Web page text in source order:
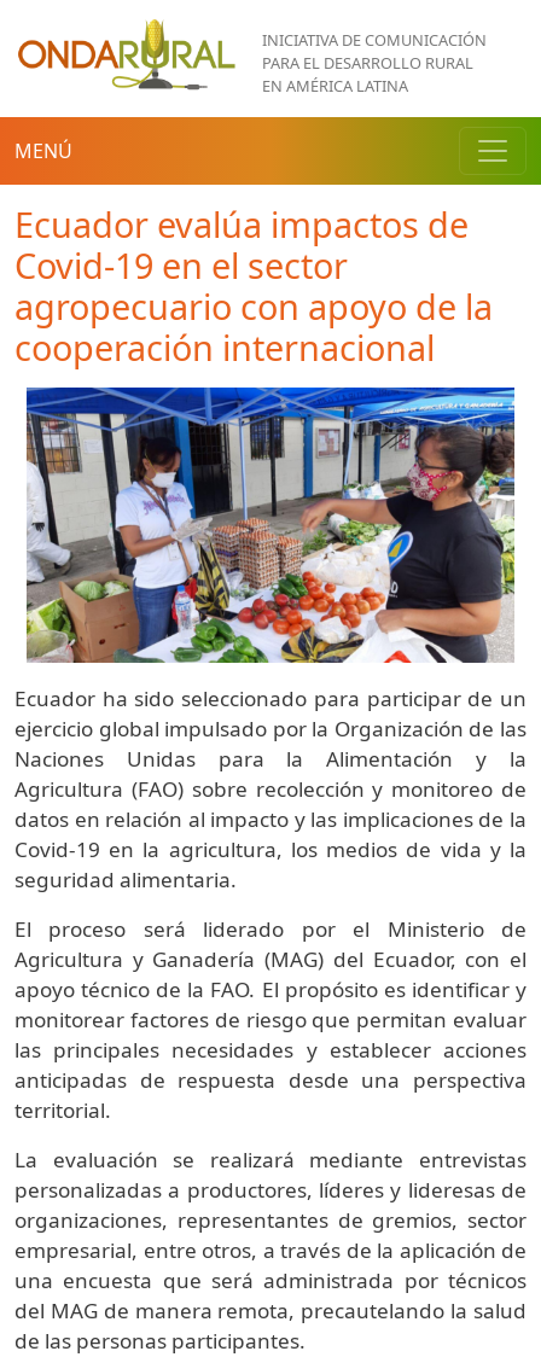
Pasar al contenido principal
INICIATIVA DE COMUNICACIÓN
PARA EL DESARROLLO RURAL
EN AMÉRICA LATINA
MENÚ
Ecuador evalúa impactos de
Covid-19 en el sector
agropecuario con apoyo de la
cooperación internacional
Ecuador ha sido seleccionado para participar de un
ejercicio global impulsado por la Organización de las
Naciones Unidas para la Alimentación y la
Agricultura (FAO) sobre recolección y monitoreo de
datos en relación al impacto y las implicaciones de la
Covid-19 en la agricultura, los medios de vida y la
seguridad alimentaria.
El proceso será liderado por el Ministerio de
Agricultura y Ganadería (MAG) del Ecuador, con el
apoyo técnico de la FAO. El propósito es identificar y
monitorear factores de riesgo que permitan evaluar
las principales necesidades y establecer acciones
anticipadas de respuesta desde una perspectiva
territorial.
La evaluación se realizará mediante entrevistas
personalizadas a productores, líderes y lideresas de
organizaciones, representantes de gremios, sector
empresarial, entre otros, a través de la aplicación de
una encuesta que será administrada por técnicos
del MAG de manera remota, precautelando la salud
de las personas participantes.